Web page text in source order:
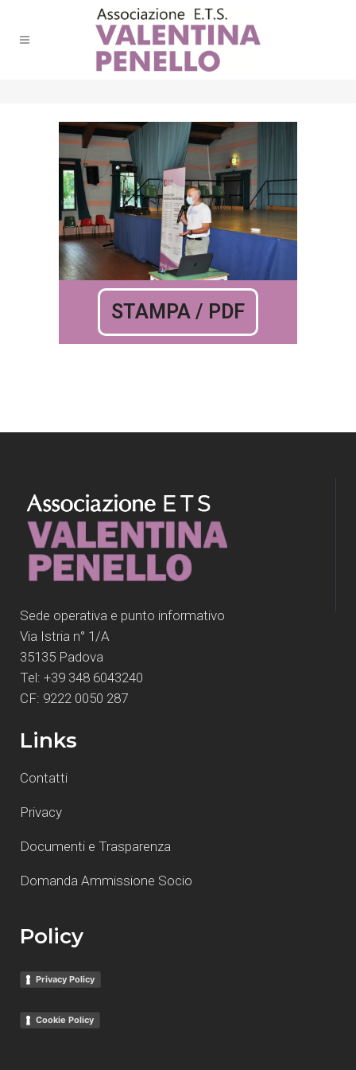
STAMPA / PDF
Sede operativa e punto informativo
Via Istria n° 1/A
35135 Padova
Tel: +39 348 6043240
CF: 9222 0050 287
Links
Contatti
Privacy
Documenti e Trasparenza
Domanda Ammissione Socio
Policy
Privacy Policy
Cookie Policy